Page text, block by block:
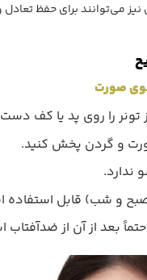
می‌توانند برای حفظ تعادل
صورت
تونر را روی پد یا کف دست
و گردن پخش کنید.
ندارد.
بعد از آن از